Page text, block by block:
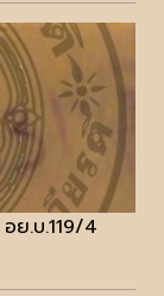
.บ.119/4